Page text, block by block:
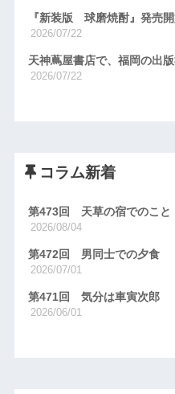
『新装版 球磨焼酎』発売
2026/07/22
天神蔦屋書店で、福岡の出
2026/07/22
コラム新着
第473回 天草の宿でのこと
2026/08/04
第472回 男同士での夕食
2026/07/01
第471回 気分は車寅次郎
2026/06/01